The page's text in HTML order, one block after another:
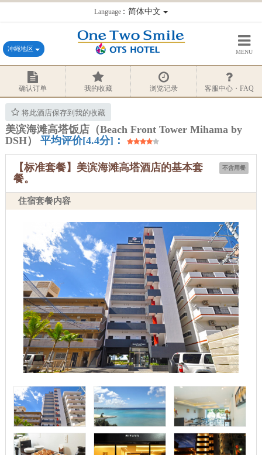
Language：简体中文
冲绳地区 MENU
确认订单 我的收藏 浏览记录 客服中心・FAQ
将此酒店保存到我的收藏
美滨海滩高塔饭店（Beach Front Tower Mihama by
DSH） 平均评价[4.4分]：
不含用餐
【标准套餐】美滨海滩高塔酒店的基本套
餐。
住宿套餐内容